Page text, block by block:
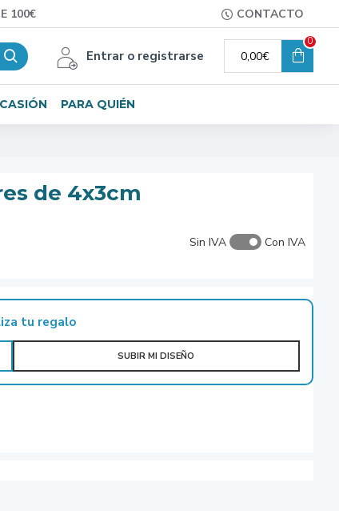
100€ CONTACTO
Entrar o registrarse 0,00€
0
PARA QUIÉN
de 4x3cm
Sin IVA Con IVA
tu regalo
SUBIR MI DISEÑO